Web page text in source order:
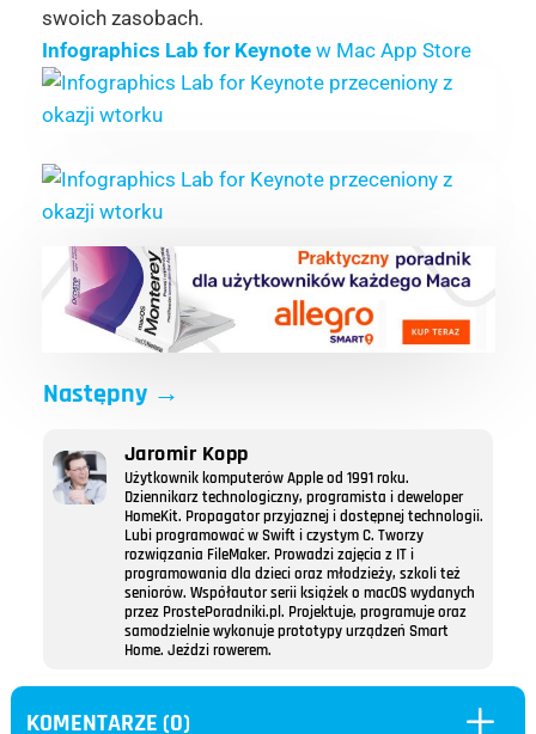
swoich zasobach.
Infographics Lab for Keynotew Mac App Store
Następny→
Jaromir Kopp
Użytkownik komputerów Apple od 1991 roku.
Dziennikarz technologiczny, programista i deweloper
HomeKit. Propagator przyjaznej i dostępnej technologii.
Lubi programować w Swift i czystym C. Tworzy
rozwiązania FileMaker. Prowadzi zajęcia z IT i
programowania dla dzieci oraz młodzieży, szkoli też
seniorów. Współautor serii książek o macOS wydanych
przez ProstePoradniki.pl. Projektuje, programuje oraz
samodzielnie wykonuje prototypy urządzeń Smart
Home. Jeździ rowerem.
KOMENTARZE (0) L